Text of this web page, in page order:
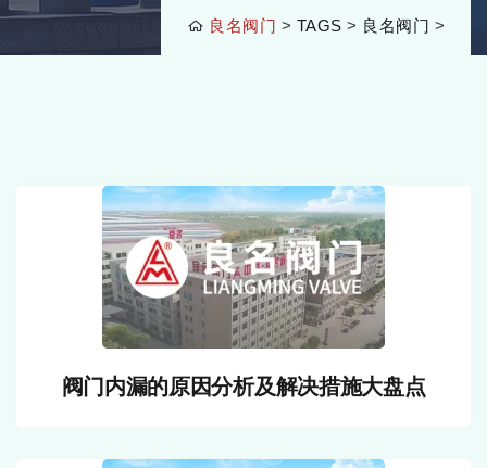
良名阀门 > TAGS > 良名阀门 >
阀门内漏的原因分析及解决措施大盘点